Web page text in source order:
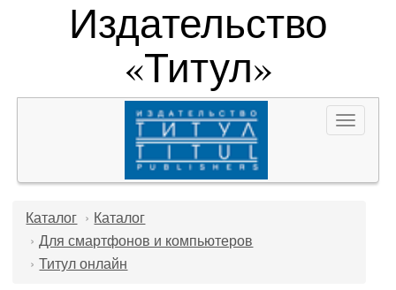
Издательство
«Титул»
Toggle
Каталог
Каталог
Для смартфонов и компьютеров
Титул онлайн